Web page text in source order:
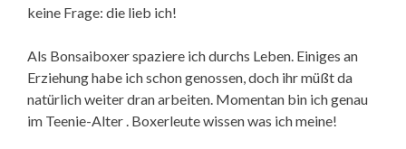
keine Frage: die lieb ich!
Als Bonsaiboxer spaziere ich durchs Leben. Einiges an
Erziehung habe ich schon genossen, doch ihr müßt da
natürlich weiter dran arbeiten. Momentan bin ich genau
im Teenie-Alter . Boxerleute wissen was ich meine!